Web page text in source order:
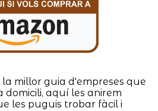
millor guia d'empreses que
aquí les anirem
les puguis trobar fàcil i